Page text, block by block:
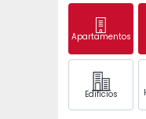
Apartamentos
Edifícios